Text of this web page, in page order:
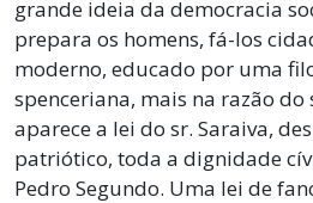
grande ideia da democracia
prepara os homens, fá-los
moderno, educado por uma
spenceriana, mais na razão
aparece a lei do sr. Saraiva,
patriótico, toda a dignidade
Pedro Segundo. Uma lei de